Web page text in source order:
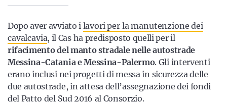
Servizi
Resta sempre aggiornato con le ultime news, iscriviti alla
nostra newsletter
Dopo aver avviato i lavori per la manutenzione dei
cavalcavia, il Cas ha predisposto quelli per il
rifacimento del manto stradale nelle autostrade
Messina-Catania e Messina-Palermo. Gli interventi
erano inclusi nei progetti di messa in sicurezza delle
due autostrade, in attesa dell’assegnazione dei fondi
del Patto del Sud 2016 al Consorzio.